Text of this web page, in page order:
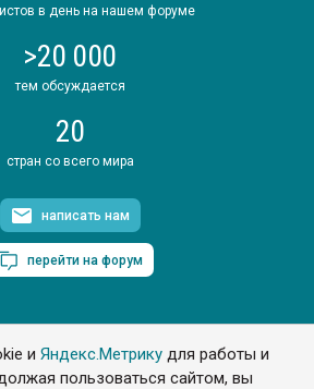
иЯндекс.Метрику для работы и
пользоваться сайтом, вы
в день на нашем форуме
>20 000
тем обсуждается
20
стран со всего мира
написать нам
перейти на форум
© 2006. Все права защищены
материалов сайта с обязательной